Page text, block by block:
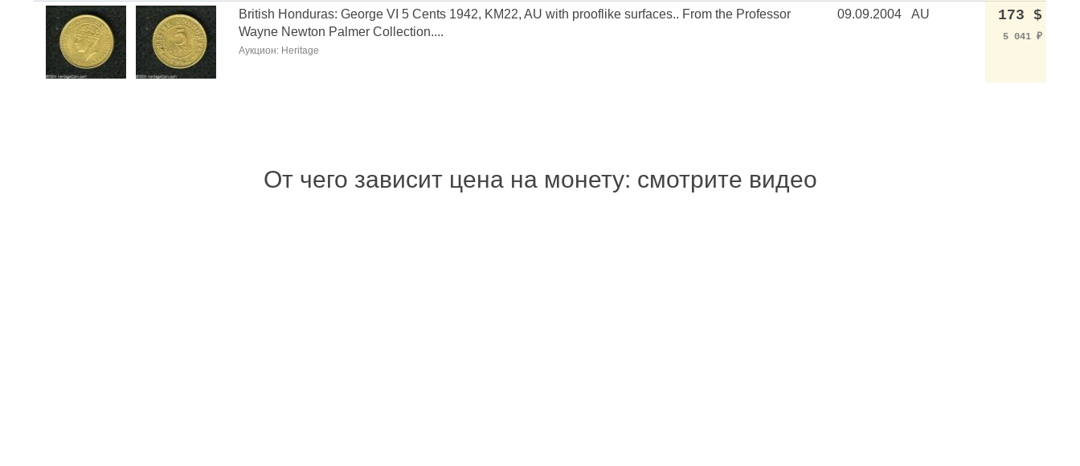
British Honduras: George VI 5 Cents 1942, KM22, AU with prooflike surfaces.. From the Professor
Wayne Newton Palmer Collection....
Аукцион: Heritage
09.09.2004 AU 173 $
5 041 ₽
От чего зависит цена на монету: смотрите видео